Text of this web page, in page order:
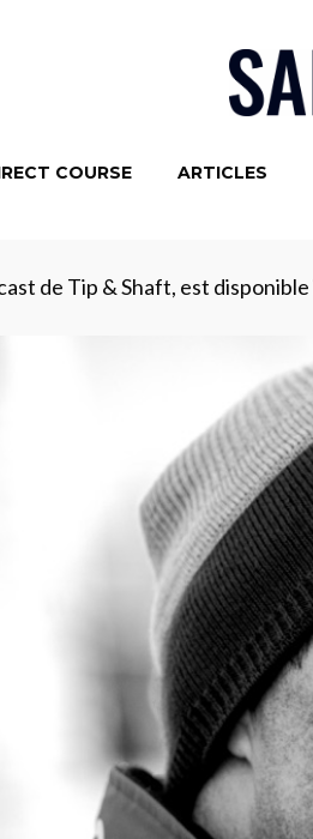
COURSE ARTICLES
de Tip & Shaft, est disponible